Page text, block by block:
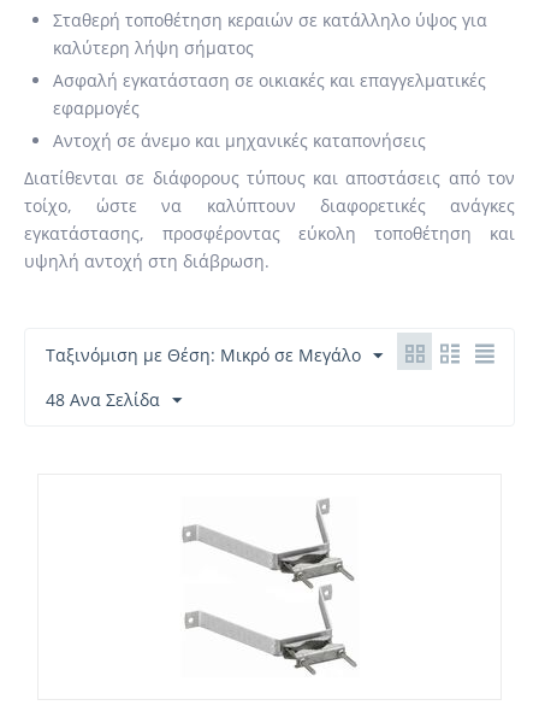
Σταθερή τοποθέτηση κεραιών σε κατάλληλο ύψος για
καλύτερη λήψη σήματος
Ασφαλή εγκατάσταση σε οικιακές και επαγγελματικές
εφαρμογές
Αντοχή σε άνεμο και μηχανικές καταπονήσεις
Διατίθενται σε διάφορους τύπους και αποστάσεις από τον
τοίχο, ώστε να καλύπτουν διαφορετικές ανάγκες
εγκατάστασης, προσφέροντας εύκολη τοποθέτηση και
υψηλή αντοχή στη διάβρωση.
Ταξινόμιση με Θέση: Μικρό σε Μεγάλο
48 Ανα Σελίδα